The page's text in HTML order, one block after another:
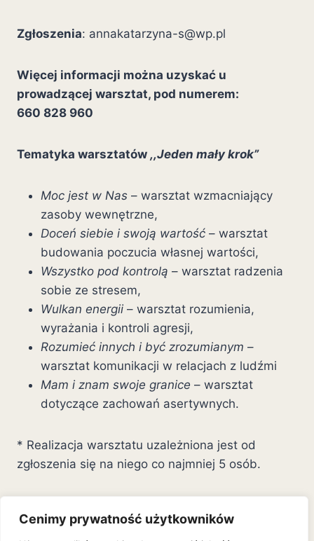
Cenimy prywatność użytkowników
Zgłoszenia: annakatarzyna-s@wp.pl
Więcej informacji można uzyskać u
prowadzącej warsztat, pod numerem:
660 828 960
Tematyka warsztatów ,,Jeden mały krok”
Moc jest w Nas – warsztat wzmacniający
zasoby wewnętrzne,
Doceń siebie i swoją wartość – warsztat
budowania poczucia własnej wartości,
Wszystko pod kontrolą – warsztat radzenia
sobie ze stresem,
Wulkan energii – warsztat rozumienia,
wyrażania i kontroli agresji,
Rozumieć innych i być zrozumianym –
warsztat komunikacji w relacjach z ludźmi
Mam i znam swoje granice – warsztat
dotyczące zachowań asertywnych.
* Realizacja warsztatu uzależniona jest od
zgłoszenia się na niego co najmniej 5 osób.
mniejszej niż wymagana ilości osób organizator